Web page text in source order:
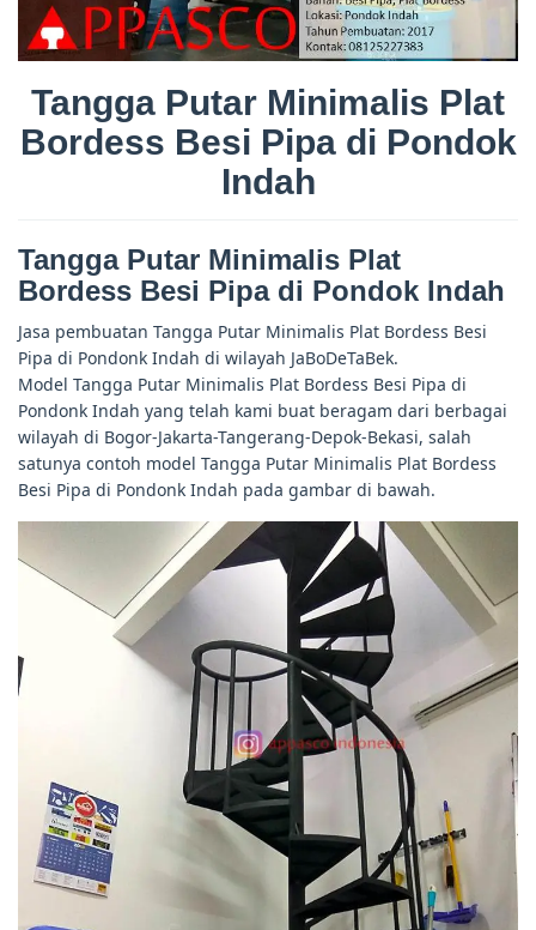
Tangga Putar Minimalis Plat
Bordess Besi Pipa di Pondok
Indah
Tangga Putar Minimalis Plat
Bordess Besi Pipa di Pondok Indah
Jasa pembuatan Tangga Putar Minimalis Plat Bordess Besi
Pipa di Pondonk Indah di wilayah JaBoDeTaBek.
Model Tangga Putar Minimalis Plat Bordess Besi Pipa di
Pondonk Indah yang telah kami buat beragam dari berbagai
wilayah di Bogor-Jakarta-Tangerang-Depok-Bekasi, salah
satunya contoh model Tangga Putar Minimalis Plat Bordess
Besi Pipa di Pondonk Indah pada gambar di bawah.